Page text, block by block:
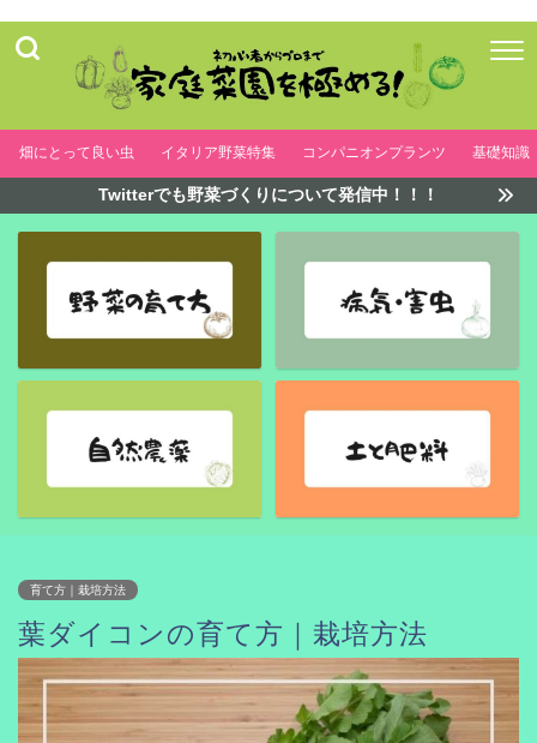
畑にとって良い虫 イタリア野菜特集 コンパニオンプランツ 基礎知識
Twitterでも野菜づくりについて発信中！！！
育て方｜栽培方法
葉ダイコンの育て方｜栽培方法